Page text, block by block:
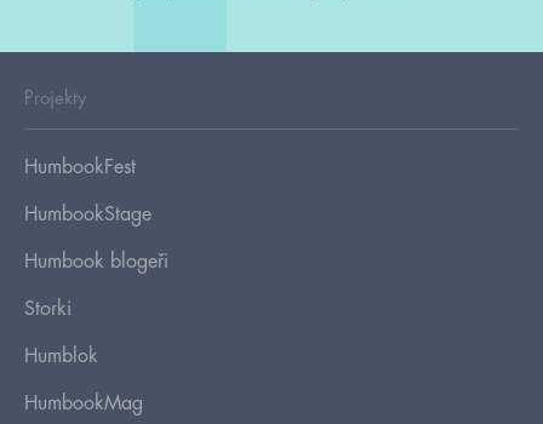
Projekty
HumbookFest
HumbookStage
Humbook blogeři
Storki
Humblok
HumbookMag